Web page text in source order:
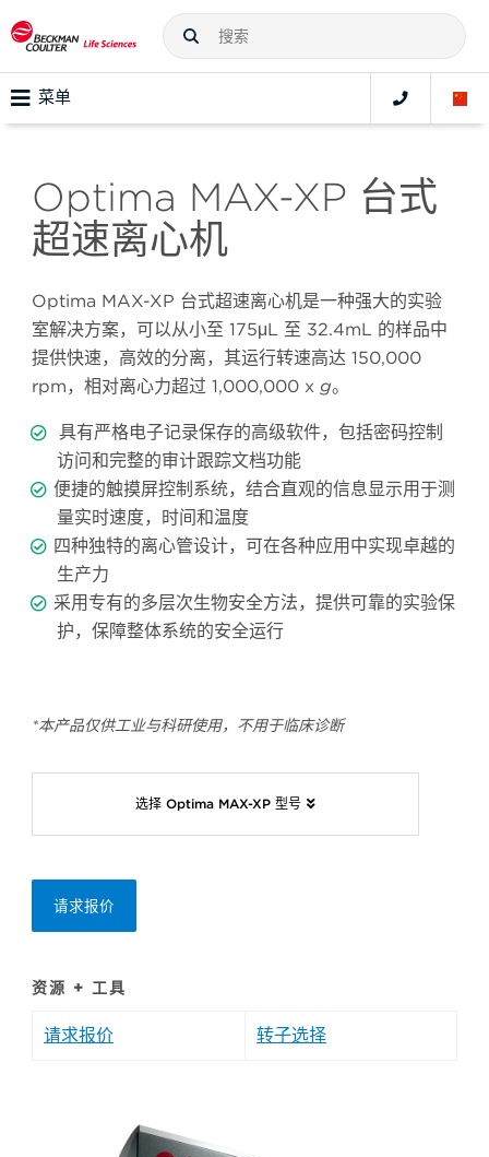
菜单
Optima MAX-XP 台式
超速离心机
Optima MAX-XP 台式超速离心机是一种强大的实验
室解决方案，可以从小至 175μL 至 32.4mL 的样品中
提供快速，高效的分离，其运行转速高达 150,000
rpm，相对离心力超过 1,000,000 x g。
具有严格电子记录保存的高级软件，包括密码控制
访问和完整的审计跟踪文档功能
便捷的触摸屏控制系统，结合直观的信息显示用于测
量实时速度，时间和温度
四种独特的离心管设计，可在各种应用中实现卓越的
生产力
采用专有的多层次生物安全方法，提供可靠的实验保
护，保障整体系统的安全运行
*本产品仅供工业与科研使用，不用于临床诊断
选择 Optima MAX-XP 型号
请求报价
资源 + 工具
请求报价 转子选择